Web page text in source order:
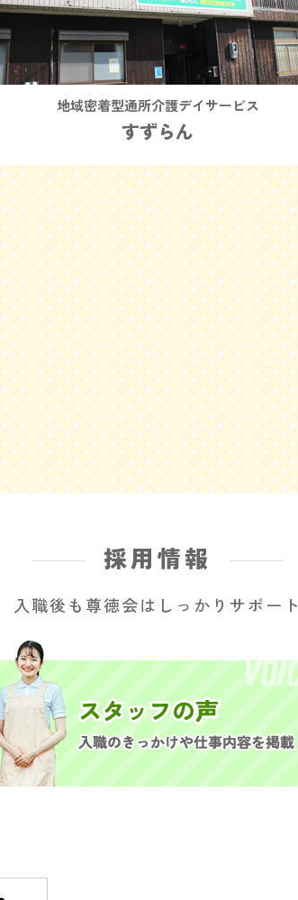
地域密着型通所介護デイサービス
すずらん
採用情報
入職後も尊徳会はしっかりサポート